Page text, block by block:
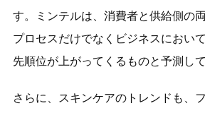
す。ミンテルは、消費者と供給側の
プロセスだけでなくビジネスにおい
先順位が上がってくるものと予測して
さらに、スキンケアのトレンドも、